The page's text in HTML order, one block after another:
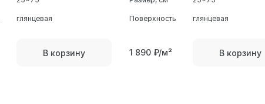
глянцевая
В корзину
Поверхность глянцевая
1 890 ₽/м² В корзину